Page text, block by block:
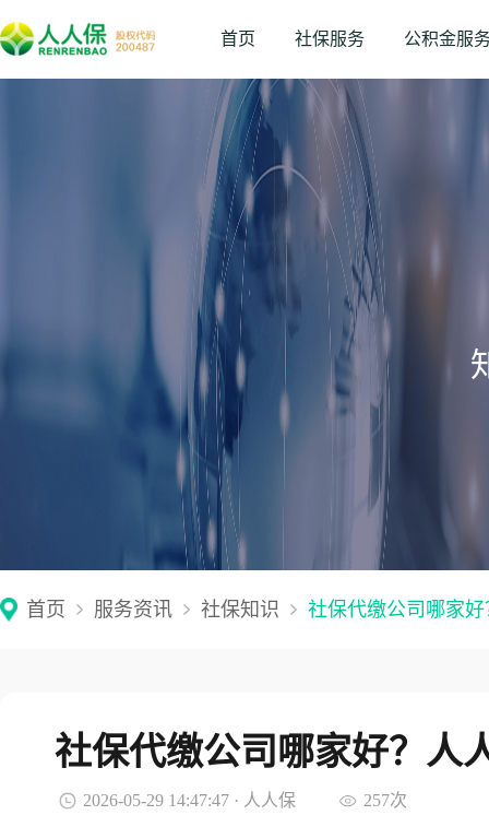
首页 社保服务 公积金服
首页 服务资讯 社保知识 社保代缴公司哪家
社保代缴公司哪家好？人
2026-05-29 14:47:47 · 人人保 257次